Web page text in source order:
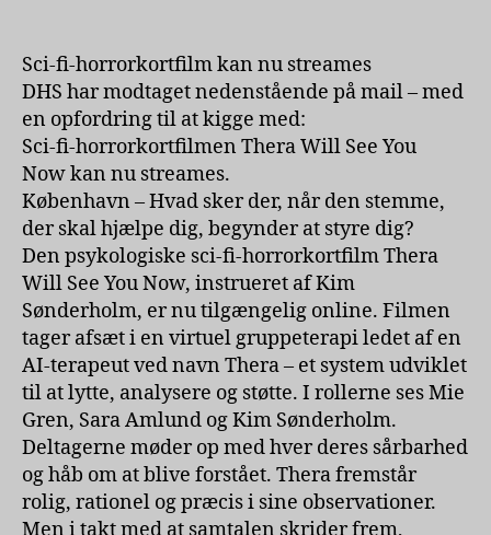
Sci-fi-horrorkortfilm kan nu streames
DHS har modtaget nedenstående på mail – med
en opfordring til at kigge med:
Sci-fi-horrorkortfilmen Thera Will See You
Now kan nu streames.
København – Hvad sker der, når den stemme,
der skal hjælpe dig, begynder at styre dig?
Den psykologiske sci-fi-horrorkortfilm Thera
Will See You Now, instrueret af Kim
Sønderholm, er nu tilgængelig online. Filmen
tager afsæt i en virtuel gruppeterapi ledet af en
AI-terapeut ved navn Thera – et system udviklet
til at lytte, analysere og støtte. I rollerne ses Mie
Gren, Sara Amlund og Kim Sønderholm.
Deltagerne møder op med hver deres sårbarhed
og håb om at blive forstået. Thera fremstår
rolig, rationel og præcis i sine observationer.